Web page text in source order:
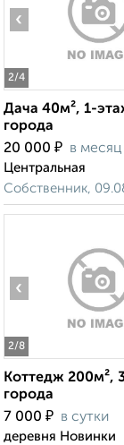
2/4
‹
Дача 40м², 1-
города
20 000 ₽ в месяц
Центральная
Собственник,
2/8
‹
Коттедж 200м²,
города
7 000 ₽ в сутки
деревня Новинки